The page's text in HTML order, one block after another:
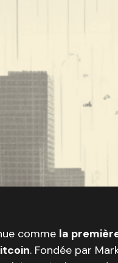
comme la
. Fondée par